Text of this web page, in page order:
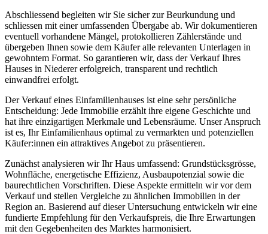
Abschliessend begleiten wir Sie sicher zur Beurkundung und
schliessen mit einer umfassenden Übergabe ab. Wir dokumentieren
eventuell vorhandene Mängel, protokollieren Zählerstände und
übergeben Ihnen sowie dem Käufer alle relevanten Unterlagen in
gewohntem Format. So garantieren wir, dass der Verkauf Ihres
Hauses in Niederer erfolgreich, transparent und rechtlich
einwandfrei erfolgt.
Der Verkauf eines Einfamilienhauses ist eine sehr persönliche
Entscheidung: Jede Immobilie erzählt ihre eigene Geschichte und
hat ihre einzigartigen Merkmale und Lebensräume. Unser Anspruch
ist es, Ihr Einfamilienhaus optimal zu vermarkten und potenziellen
Käufer:innen ein attraktives Angebot zu präsentieren.
Zunächst analysieren wir Ihr Haus umfassend: Grundstücksgrösse,
Wohnfläche, energetische Effizienz, Ausbaupotenzial sowie die
baurechtlichen Vorschriften. Diese Aspekte ermitteln wir vor dem
Verkauf und stellen Vergleiche zu ähnlichen Immobilien in der
Region an. Basierend auf dieser Untersuchung entwickeln wir eine
fundierte Empfehlung für den Verkaufspreis, die Ihre Erwartungen
mit den Gegebenheiten des Marktes harmonisiert.